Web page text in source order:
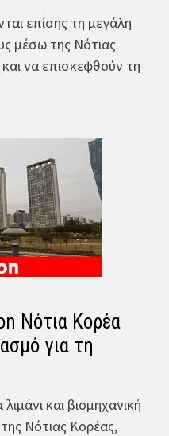
επίσης τη μεγάλη
μέσω της Νότιας
να επισκεφθούν τη
Νότια Κορέα
για τη
και βιομηχανική
Νότιας Κορέας,